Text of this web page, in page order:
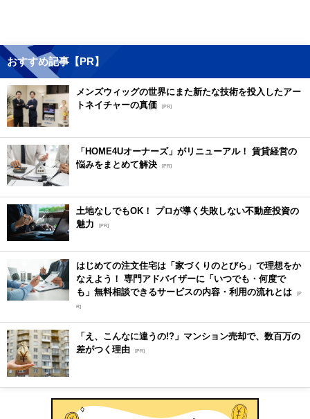
おすすめ記事【PR】
メンズウィッグの世界にまた新たな技術を投入したアー
トネイチャーの真価 [PR]
「HOME4Uオーナーズ」がリニューアル！ 賃貸経営の
悩みをまとめて解決 [PR]
土地なしでもOK！ プロが導く失敗しない不動産投資の
魅力
[PR]
はじめての注文住宅は「家づくりのとびら」で理想をか
なえよう！ 専門アドバイザーに「いつでも・何度で
も」無料相談できるサービスの内容・利用の流れとは [P
R]
「え、こんなに違うの!?」マンション売却で、数百万の
差がつく理由 [PR]